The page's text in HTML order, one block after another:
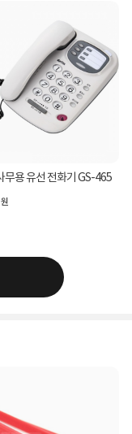
무용 유선 전화기 GS-465
원